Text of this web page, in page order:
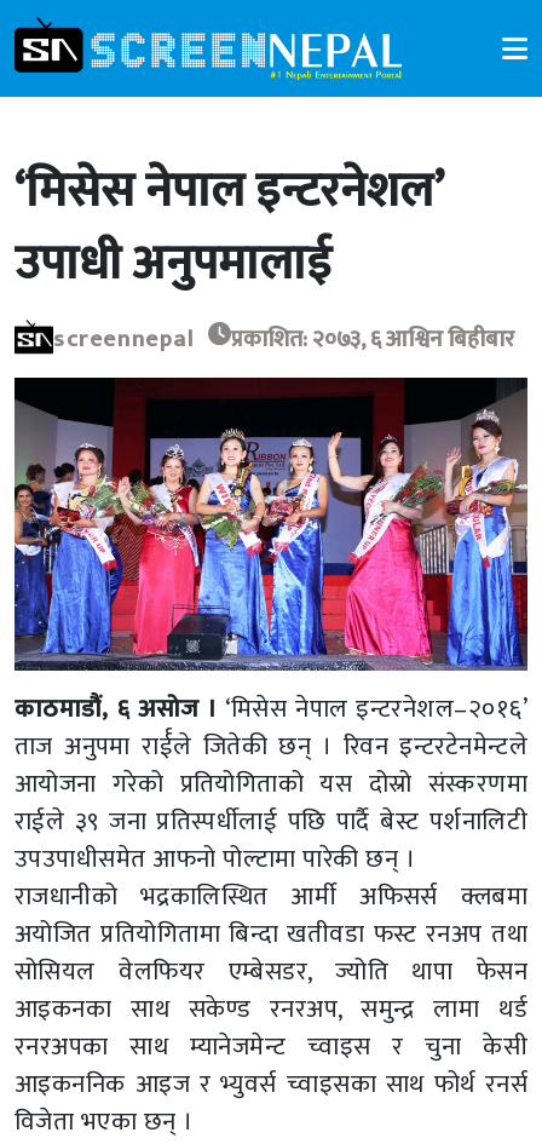
‘मिसेस नेपाल इन्टरनेशल’
उपाधी अनुपमालाई
screennepal प्रकाशित: २०७३, ६ आश्विन बिहीबार
काठमाडौं, ६ असोज । ‘मिसेस नेपाल इन्टरनेशल–२०१६’
ताज अनुपमा रार्ईले जितेकी छन् । रिवन इन्टरटेनमेन्टले
आयोजना गरेको प्रतियोगिताको यस दोस्रो संस्करणमा
राईले ३९ जना प्रतिस्पर्धीलाई पछि पार्दै बेस्ट पर्शनालिटी
उपउपाधीसमेत आफनो पोल्टामा पारेकी छन् ।
राजधानीको भद्रकालिस्थित आर्मी अफिसर्स क्लबमा
अयोजित प्रतियोगितामा बिन्दा खतीवडा फस्ट रनअप तथा
सोसियल वेलफियर एम्बेसडर, ज्योति थापा फेसन
आइकनका साथ सकेण्ड रनरअप, समुन्द्र लामा थर्ड
रनरअपका साथ म्यानेजमेन्ट च्वाइस र चुना केसी
आइकननिक आइज र भ्युवर्स च्वाइसका साथ फोर्थ रनर्स
विजेता भएका छन् ।